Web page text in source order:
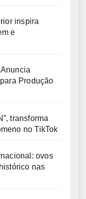
inspira
e
Produção
transforma
no TikTok
ovos
nas